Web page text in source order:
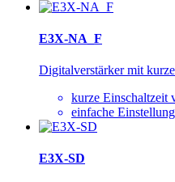
E3X-NA_F
Digitalverstärker mit
kurze Einschaltzeit
einfache
E3X-SD